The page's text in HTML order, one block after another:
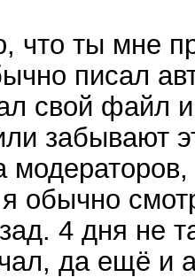
что ты мне
писал
свой файл
забывают
обычно
4 дня не
да ещё и